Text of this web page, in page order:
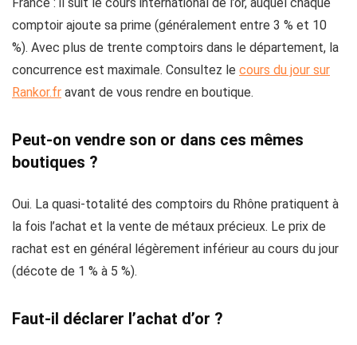
comptoir ajoute sa prime (généralement entre 3 % et 10
%). Avec plus de trente comptoirs dans le département, la
concurrence est maximale. Consultez le cours du jour sur
Rankor.fr avant de vous rendre en boutique.
Peut-on vendre son or dans ces mêmes
boutiques ?
Oui. La quasi-totalité des comptoirs du Rhône pratiquent à
la fois l’achat et la vente de métaux précieux. Le prix de
rachat est en général légèrement inférieur au cours du jour
(décote de 1 % à 5 %).
Faut-il déclarer l’achat d’or ?